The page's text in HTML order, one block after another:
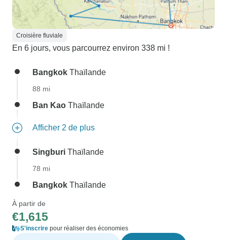
Croisière fluviale
En 6 jours, vous parcourrez environ 338 mi !
Bangkok Thaïlande
88 mi
Ban Kao Thaïlande
Afficher 2 de plus
Singburi Thaïlande
78 mi
Bangkok Thaïlande
À partir de
€1,615
S'inscrire pour réaliser des économies